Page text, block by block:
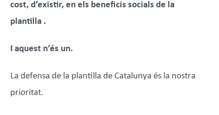
cost, d’existir, en els beneficis socials de la
plantilla .
I aquest n’és un.
La defensa de la plantilla de Catalunya és la nostra
prioritat.